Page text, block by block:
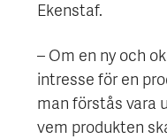
Ekenstaf.
– Om en ny och
intresse för en
man förstås vara
vem produkten